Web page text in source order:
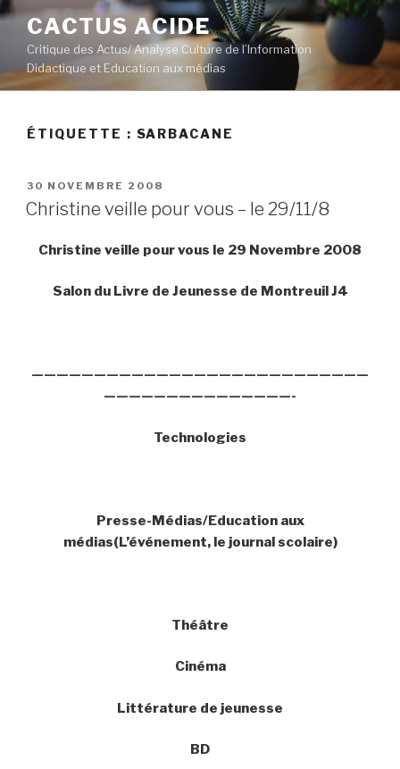
Aller
contenu
principal
CACTUS ACIDE
Critique des Actus/ Analyse Culture de l’Information
Didactique et Education aux médias
ÉTIQUETTE : SARBACANE
PUBLIÉ
LE
30 NOVEMBRE 2008
Christine veille pour vous – le 29/11/8
Christine veille pour vous le 29 Novembre 2008
Salon du Livre de Jeunesse de Montreuil J4
———————————————————————————
———————————————-
Technologies
Presse-Médias/Education aux
médias(L’événement, le journal scolaire)
Théâtre
Cinéma
Littérature de jeunesse
BD